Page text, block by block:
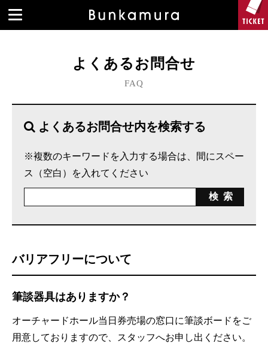
よくあるお問合せ
FAQ
よくあるお問合せ内を検索する
※複数のキーワードを入力する場合は、間にスペー
ス（空白）を入れてください
バリアフリーについて
筆談器具はありますか？
オーチャードホール当日券売場の窓口に筆談ボードをご
用意しておりますので、スタッフへお申し出ください。